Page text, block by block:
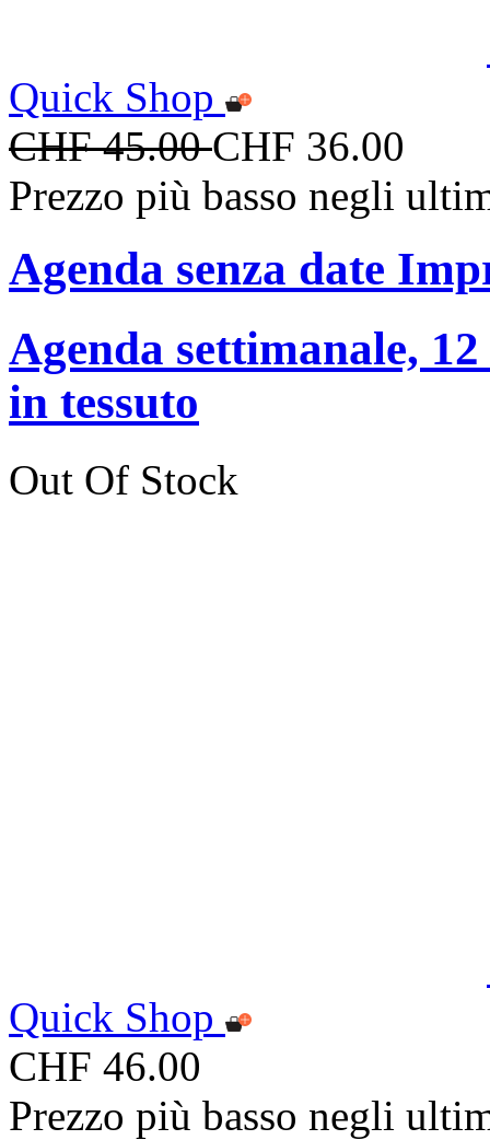
Quick Shop
CHF 45.00CHF 36.00
Prezzo più basso negli
Agenda senza date
Agenda settimanale,
in tessuto
Out Of Stock
Quick Shop
CHF 46.00
Prezzo più basso negli